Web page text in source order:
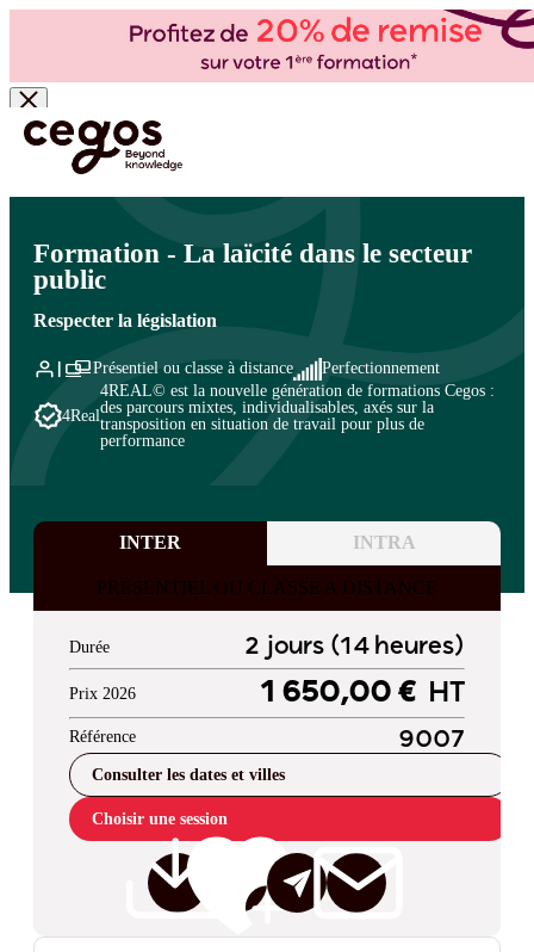
Skip to main content
Vous êtes ici : Accueil >Cegos, organisme de formation à Paris et en régions
Ressources humaines
Formation - La laïcité dans le secteur
public
Respecter la législation
Présentiel ou classe à distance Perfectionnement
4Real
4REAL© est la nouvelle génération de formations Cegos :
des parcours mixtes, individualisables, axés sur la
transposition en situation de travail pour plus de
performance
INTER INTRA
PRESENTIEL OU CLASSE A DISTANCE
Durée 2 jours (14 heures)
Prix 2026 1 650,00 € HT
Référence 9007
Consulter les dates et villes
Choisir une session